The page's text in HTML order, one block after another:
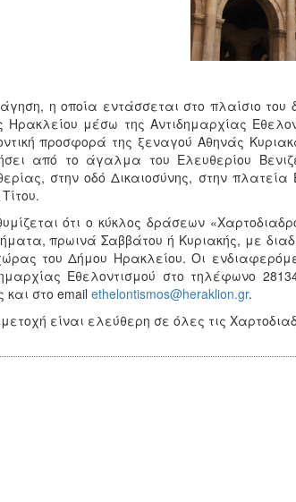
η οποία εντάσσεται στο πλαίσιο
Ηρακλείου μέσω της Αντιδημαρχίας
προσφορά της ξεναγού Αθηνάς
από το άγαλμα του Ελευθερίου
στην οδό Δικαιοσύνης, στην
ότι ο κύκλος δράσεων
πρωινά Σαββάτου ή Κυριακής, με
του Δήμου Ηρακλείου. Οι
Εθελοντισμού στο τηλέφωνο
και στο email ethelontismos@heraklion.gr.
είναι ελεύθερη σε όλες τις